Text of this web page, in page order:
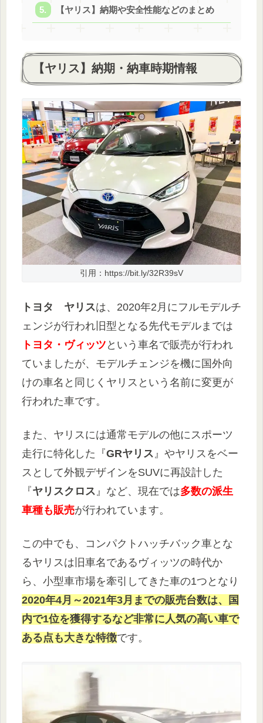
【ヤリス】納期や安全性能などのまとめ
【ヤリス】納期・納車時期情報
引用：https://bit.ly/32R39sV
トヨタ ヤリスは、2020年2月にフルモデルチ
ェンジが行われ旧型となる先代モデルまでは
トヨタ・ヴィッツ という車名で販売が行われ
ていましたが、モデルチェンジを機に国外向
けの車名と同じくヤリスという名前に変更が
行われた車です。
また、ヤリスには通常モデルの他にスポーツ
走行に特化した『GRヤリス 』やヤリスをベー
スとして外観デザインをSUVに再設計した
『ヤリスクロス 』など、現在では多数の派生
車種も販売が行われています。
この中でも、コンパクトハッチバック車とな
るヤリスは旧車名であるヴィッツの時代か
ら、小型車市場を牽引してきた車の1つとなり
2020年4月～2021年3月までの販売台数は、国
内で1位を獲得するなど非常に人気の高い車で
ある点も大きな特徴です。